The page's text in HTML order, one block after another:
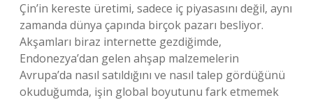
Çin’in kereste üretimi, sadece iç piyasasını değil, aynı
zamanda dünya çapında birçok pazarı besliyor.
Akşamları biraz internette gezdiğimde,
Endonezya’dan gelen ahşap malzemelerin
Avrupa’da nasıl satıldığını ve nasıl talep gördüğünü
okuduğumda, işin global boyutunu fark etmemek